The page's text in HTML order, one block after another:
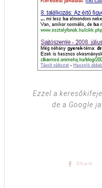
Ezzel a
de a Google
Share